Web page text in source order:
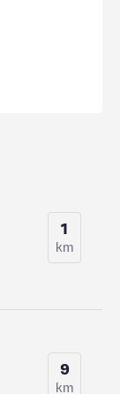
1
km
9
km